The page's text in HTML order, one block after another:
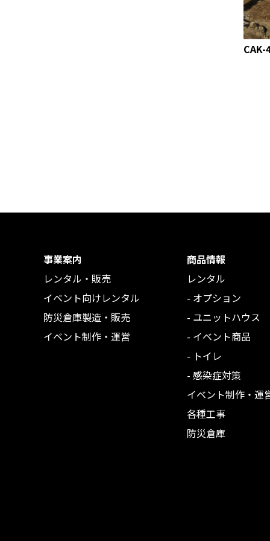
事業案内
レンタル・販売
イベント向けレンタル
防災倉庫製造・販売
イベント制作・運営
商品情報
レンタル
- オプション
- ユニットハウス
- イベント商品
- トイレ
- 感染症対策
イベント制作・運
各種工事
防災倉庫